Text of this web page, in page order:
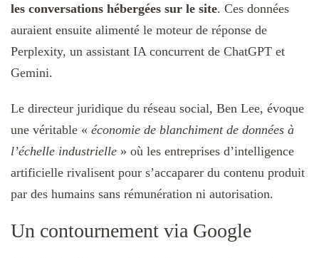
les conversations hébergées sur le site. Ces données
auraient ensuite alimenté le moteur de réponse de
Perplexity, un assistant IA concurrent de ChatGPT et
Gemini.
Le directeur juridique du réseau social, Ben Lee, évoque
une véritable « économie de blanchiment de données à
l’échelle industrielle » où les entreprises d’intelligence
artificielle rivalisent pour s’accaparer du contenu produit
par des humains sans rémunération ni autorisation.
Un contournement via Google